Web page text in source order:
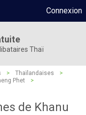
Connexion
Thaï
> Thaïlandaises
>
Phet
>
de Khanu